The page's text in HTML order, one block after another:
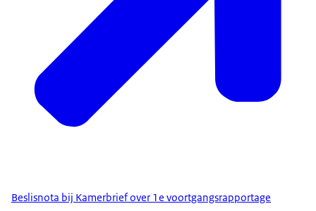
Beslisnota bij Kamerbrief over 1e voortgangsrapportage